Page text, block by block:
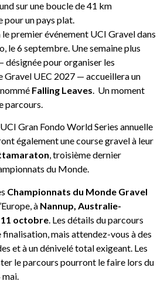
sur une boucle de 41 km
pour un pays plat.
premier événement UCI Gravel dans
le 6 septembre. Une semaine plus
désignée pour organiser les
Gravel UEC 2027 — accueillera un
Falling Leaves. Un moment
parcours.
Gran Fondo World Series annuelle
également une course gravel à leur
, troisième dernier
du Monde.
Championnats du Monde Gravel
à Nannup, Australie-
11 octobre. Les détails du parcours
finalisation, mais attendez-vous à des
et à un dénivelé total exigeant. Les
le parcours pourront le faire lors du
mai.